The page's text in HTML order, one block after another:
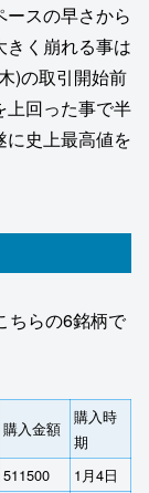
スの早さから
く崩れる事は
)の取引開始前
上回った事で半
史上最高値を
ちらの6銘柄で
購入金額
購入時
期
511500 1月4日